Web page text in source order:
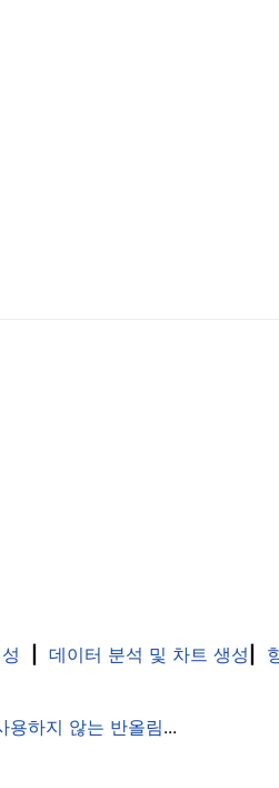
데이터 분석 및 차트 생성
용하지 않는 반올림...